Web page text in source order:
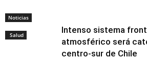
Noticias
Salud
Intenso sistema
atmosférico será
centro-sur de Chile